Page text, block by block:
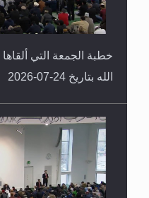
خطبة الجمعة التي
الله بتاريخ 24-07-2026